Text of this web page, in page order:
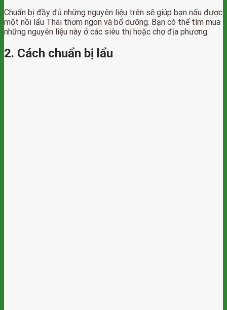
Chuẩn bị đầy đủ những nguyên liệu trên sẽ giúp bạn nấu được
một nồi lẩu Thái thơm ngon và bổ dưỡng. Bạn có thể tìm mua
những nguyên liệu này ở các siêu thị hoặc chợ địa phương.
2. Cách chuẩn bị lẩu